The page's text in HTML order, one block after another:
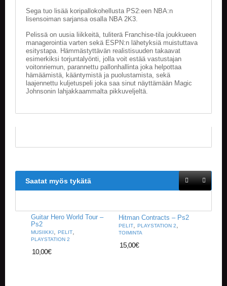
Sega tuo lisää koripallokohellusta PS2:een NBA:n
lisensoiman sarjansa osalla NBA 2K3.
Pelissä on uusia liikkeitä, tuliterä Franchise-tila joukkueen
managerointia varten sekä ESPN:n lähetyksiä muistuttava
esitystapa. Hämmästyttävän realistisuuden takaavat
esimerkiksi torjuntalyönti, jolla voit estää vastustajan
voitonriemun, parannettu pallonhallinta joka helpottaa
hämäämistä, kääntymistä ja puolustamista, sekä
laajennettu kuljetuspeli joka saa sinut näyttämään Magic
Johnsonin lahjakkaammalta pikkuveljeltä.
Saatat myös tykätä
Guitar Hero World Tour –
Ps2
MUSIIKKI, PELIT,
PLAYSTATION 2
10,00€
Hitman Contracts – Ps2
PELIT, PLAYSTATION 2,
TOIMINTA
15,00€